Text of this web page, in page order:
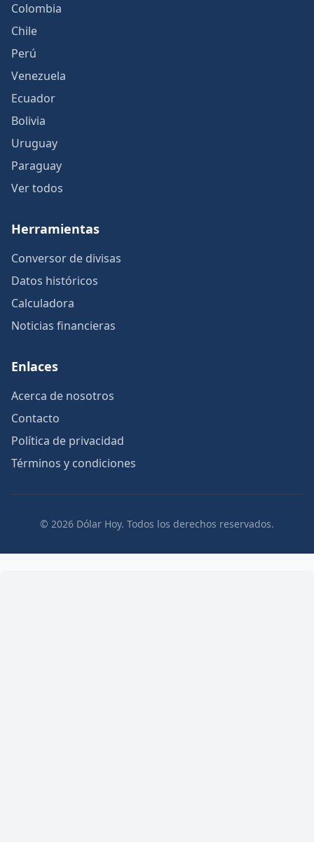
Colombia
Chile
Perú
Venezuela
Ecuador
Bolivia
Uruguay
Paraguay
Ver todos
Herramientas
Conversor de divisas
Datos históricos
Calculadora
Noticias financieras
Enlaces
Acerca de nosotros
Contacto
Política de privacidad
Términos y condiciones
© 2026 Dólar Hoy. Todos los derechos reservados.